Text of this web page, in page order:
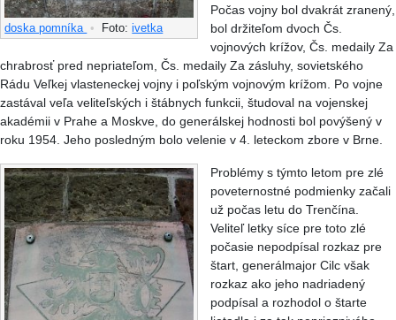
doska pomníka • Foto:ivetka
Počas vojny bol dvakrát zranený,
bol držiteľom dvoch Čs.
vojnových krížov, Čs. medaily Za
chrabrosť pred nepriateľom, Čs. medaily Za zásluhy, sovietského
Rádu Veľkej vlasteneckej vojny i poľským vojnovým krížom. Po vojne
zastával veľa veliteľských i štábnych funkcii, študoval na vojenskej
akadémii v Prahe a Moskve, do generálskej hodnosti bol povýšený v
roku 1954. Jeho posledným bolo velenie v 4. leteckom zbore v Brne.
Problémy s týmto letom pre zlé
poveternostné podmienky začali
už počas letu do Trenčína.
Veliteľ letky síce pre toto zlé
počasie nepodpísal rozkaz pre
štart, generálmajor Cilc však
rozkaz ako jeho nadriadený
podpísal a rozhodol o štarte